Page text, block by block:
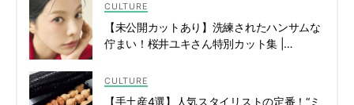
CULTURE
【未公開カットあり】洗練されたハンサムな
佇まい！桜井ユキさん特別カット集 |
CULTURE
【手土産4選】人気スタイリストの定番！“ミ